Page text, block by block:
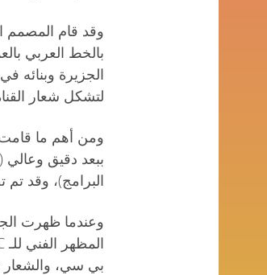
بالخط العربي
الجزيرة وبنائه
لتشكل شعار
ببعد دقيق
البرامج)، وقد
وعندما ظهرت
بي سي،